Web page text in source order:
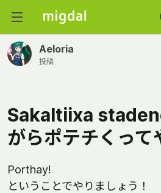
Aeloria
投稿
Sakaltiixa
がらポテチくって
Porthay!
ということでやりましょう！